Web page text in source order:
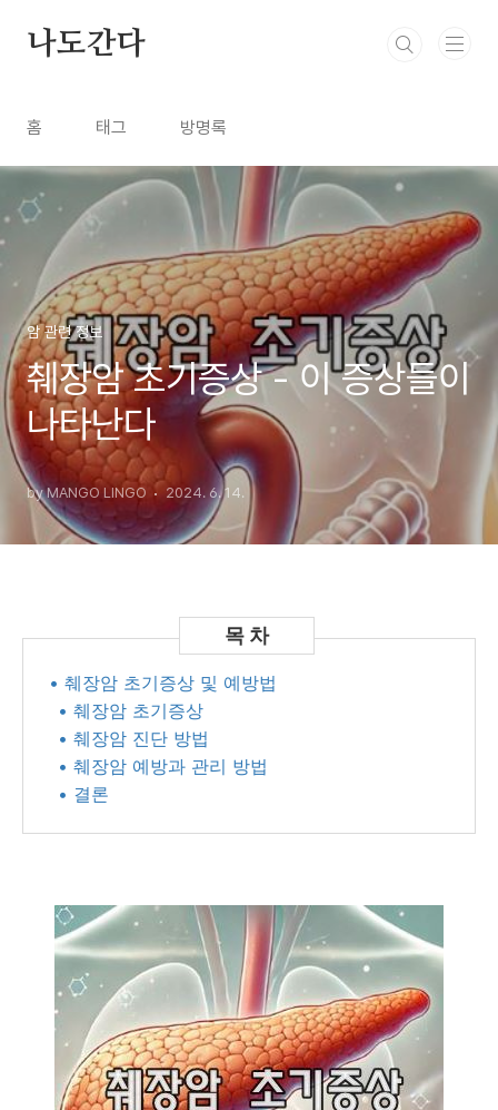
나도간다
홈 태그 방명록
암 관련 정보
췌장암 초기증상 - 이 증상들이
나타난다
by MANGO LINGO 2024. 6. 14.
• 췌장암 초기증상 및 예방법
• 췌장암 초기증상
• 췌장암 진단 방법
• 췌장암 예방과 관리 방법
• 결론